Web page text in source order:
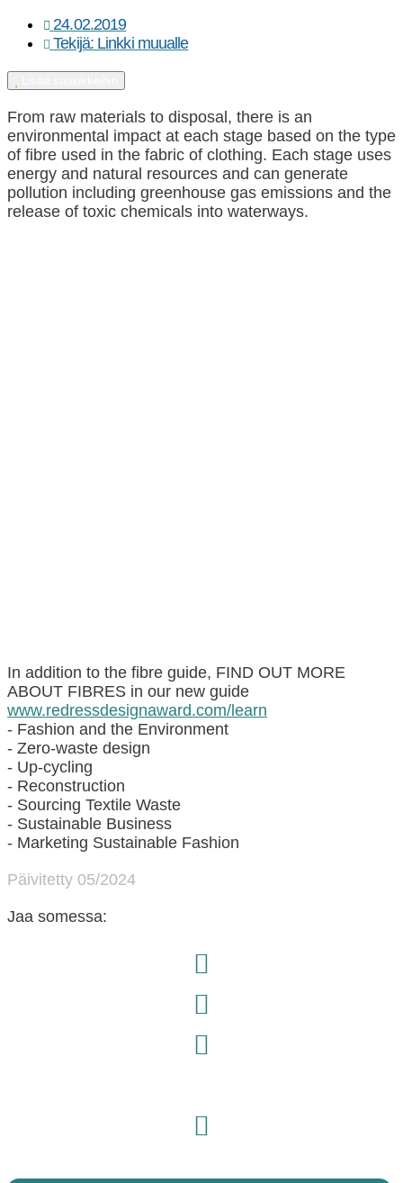
24.02.2019
Tekijä:Linkki muualle
From raw materials to disposal, there is an
environmental impact at each stage based on the type
of fibre used in the fabric of clothing. Each stage uses
energy and natural resources and can generate
pollution including greenhouse gas emissions and the
release of toxic chemicals into waterways.
In addition to the fibre guide, FIND OUT MORE
ABOUT FIBRES in our new guide
www.redressdesignaward.com/learn
- Fashion and the Environment
- Zero-waste design
- Up-cycling
- Reconstruction
- Sourcing Textile Waste
- Sustainable Business
- Marketing Sustainable Fashion
Päivitetty 05/2024
Jaa somessa: